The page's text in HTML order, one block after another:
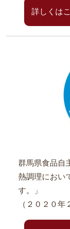
詳しくは
群馬県食品自
熱調理におい
す。」
（２０２０年